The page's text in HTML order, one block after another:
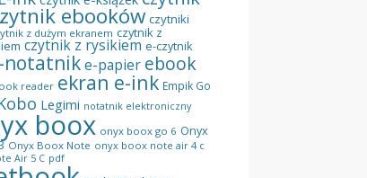
ebooków czytniki
z dużym ekranem czytnik z
czytnik z rysikiem e-czytnik
notatnike-papier ebook
reader ekran e-ink Empik Go
Legimi notatnik elektroniczny
boox onyx boox go 6 Onyx
Onyx Boox Note onyx boox note air 4 c
Air 5 C pdf